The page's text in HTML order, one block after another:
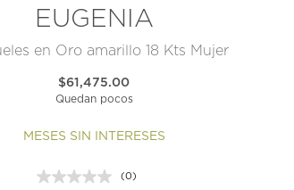
EUGENIA
en Oro amarillo 18 Kts Mujer
$61,475.00
Quedan pocos
MESES SIN INTERESES
Sin
(0)